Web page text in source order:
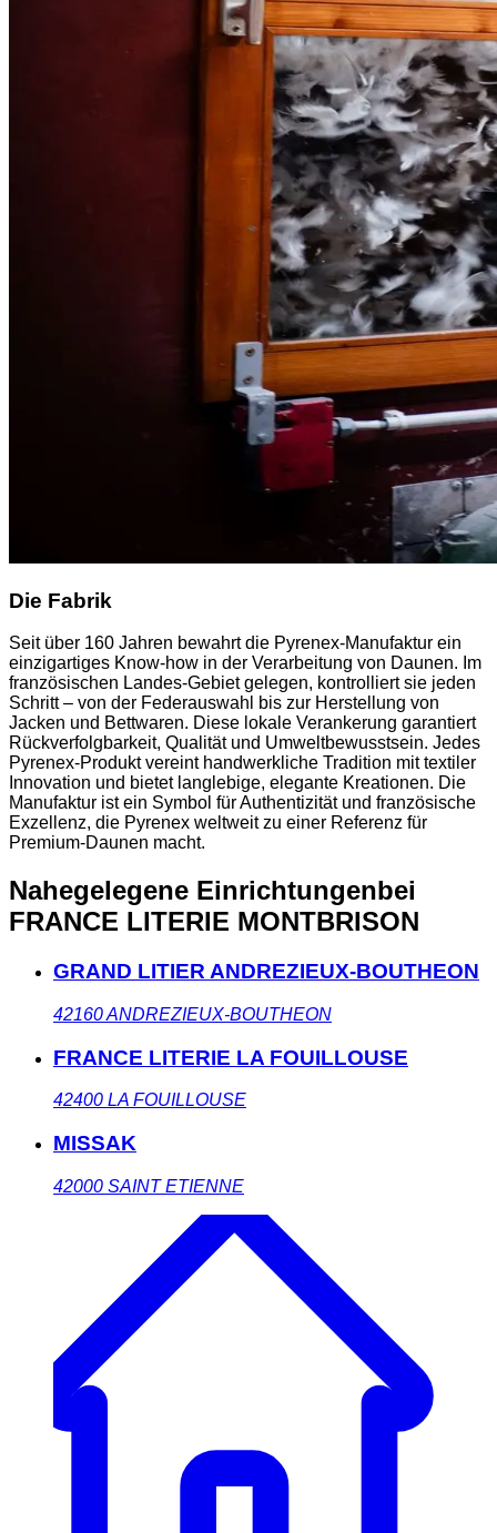
Die Fabrik
Seit über 160 Jahren bewahrt die Pyrenex-Manufaktur ein
einzigartiges Know-how in der Verarbeitung von Daunen. Im
französischen Landes-Gebiet gelegen, kontrolliert sie jeden
Schritt – von der Federauswahl bis zur Herstellung von
Jacken und Bettwaren. Diese lokale Verankerung garantiert
Rückverfolgbarkeit, Qualität und Umweltbewusstsein. Jedes
Pyrenex-Produkt vereint handwerkliche Tradition mit textiler
Innovation und bietet langlebige, elegante Kreationen. Die
Manufaktur ist ein Symbol für Authentizität und französische
Exzellenz, die Pyrenex weltweit zu einer Referenz für
Premium-Daunen macht.
Nahegelegene Einrichtungenbei
FRANCE LITERIE MONTBRISON
GRAND LITIER ANDREZIEUX-BOUTHEON
42160ANDREZIEUX-BOUTHEON
FRANCE LITERIE LA FOUILLOUSE
42400 LA FOUILLOUSE
MISSAK
42000 SAINT ETIENNE